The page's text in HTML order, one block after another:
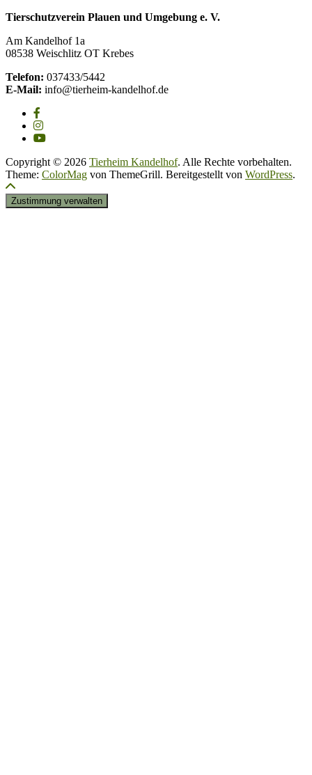
Tierschutzverein Plauen und Umgebung e. V.
Am Kandelhof 1a
08538 Weischlitz OT Krebes
Telefon: 037433/5442
E-Mail: info@tierheim-kandelhof.de
Copyright © 2026 Tierheim Kandelhof. Alle Rechte vorbehalten.
Theme: ColorMag von ThemeGrill. Bereitgestellt von WordPress.
Zustimmung verwalten